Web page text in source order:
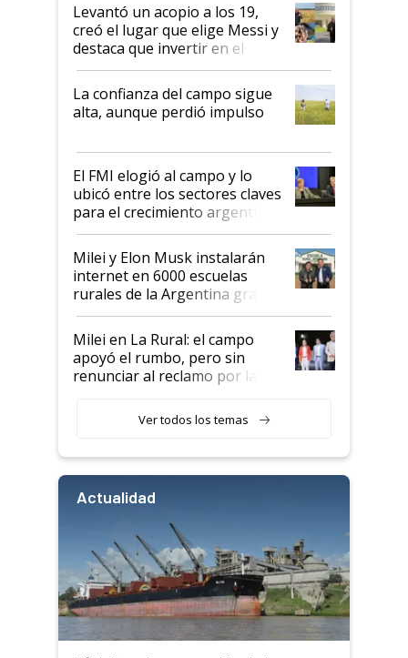
Levantó un acopio a los 19,
creó el lugar que elige Messi y
destaca que invertir en el
kirchnerismo era como "darle
plata a un hijo para droga":
Juan Félix Rossetti, el libertario
que de una dura crisis salió
de Milei
La confianza del campo sigue
alta, aunque perdió impulso
El FMI elogió al campo y lo
ubicó entre los sectores claves
para el crecimiento argentino
Milei y Elon Musk instalarán
internet en 6000 escuelas
rurales de la Argentina gracias
a un acuerdo con Starlink
Milei en La Rural: el campo
apoyó el rumbo, pero sin
renunciar al reclamo por las
Ver todos los temas
Actualidad